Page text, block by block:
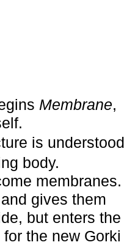
Membrane,
is understood
body.
membranes.
gives them
but enters the
the new Gorki